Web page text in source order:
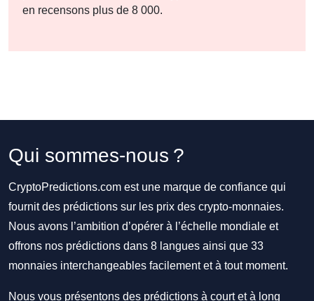
en recensons plus de 8 000.
Qui sommes-nous ?
CryptoPredictions.com est une marque de confiance qui
fournit des prédictions sur les prix des crypto-monnaies.
Nous avons l’ambition d’opérer à l’échelle mondiale et
offrons nos prédictions dans 8 langues ainsi que 33
monnaies interchangeables facilement et à tout moment.
Nous vous présentons des prédictions à court et à long